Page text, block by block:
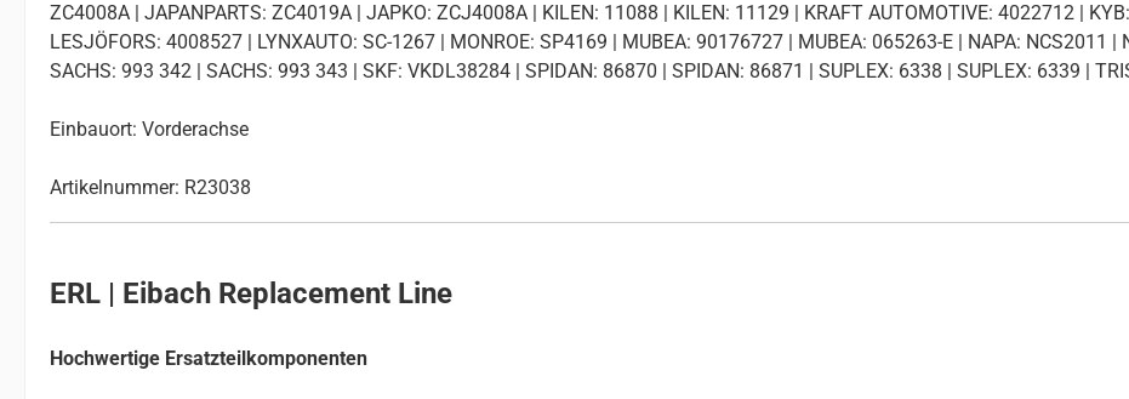
ZC4008A | JAPANPARTS: ZC4019A | JAPKO: ZCJ4008A | KILEN: 11088 | KILEN: 11129 | KRAFT AUTOMOTIVE: 4022712 |
LESJÖFORS: 4008527 | LYNXAUTO: SC-1267 | MONROE: SP4169 | MUBEA: 90176727 | MUBEA: 065263-E | NAPA: NCS2011 |
SACHS: 993 342 | SACHS: 993 343 | SKF: VKDL38284 | SPIDAN: 86870 | SPIDAN: 86871 | SUPLEX: 6338 | SUPLEX: 6339 |
Einbauort: Vorderachse
Artikelnummer: R23038
ERL | Eibach Replacement Line
Hochwertige Ersatzteilkomponenten